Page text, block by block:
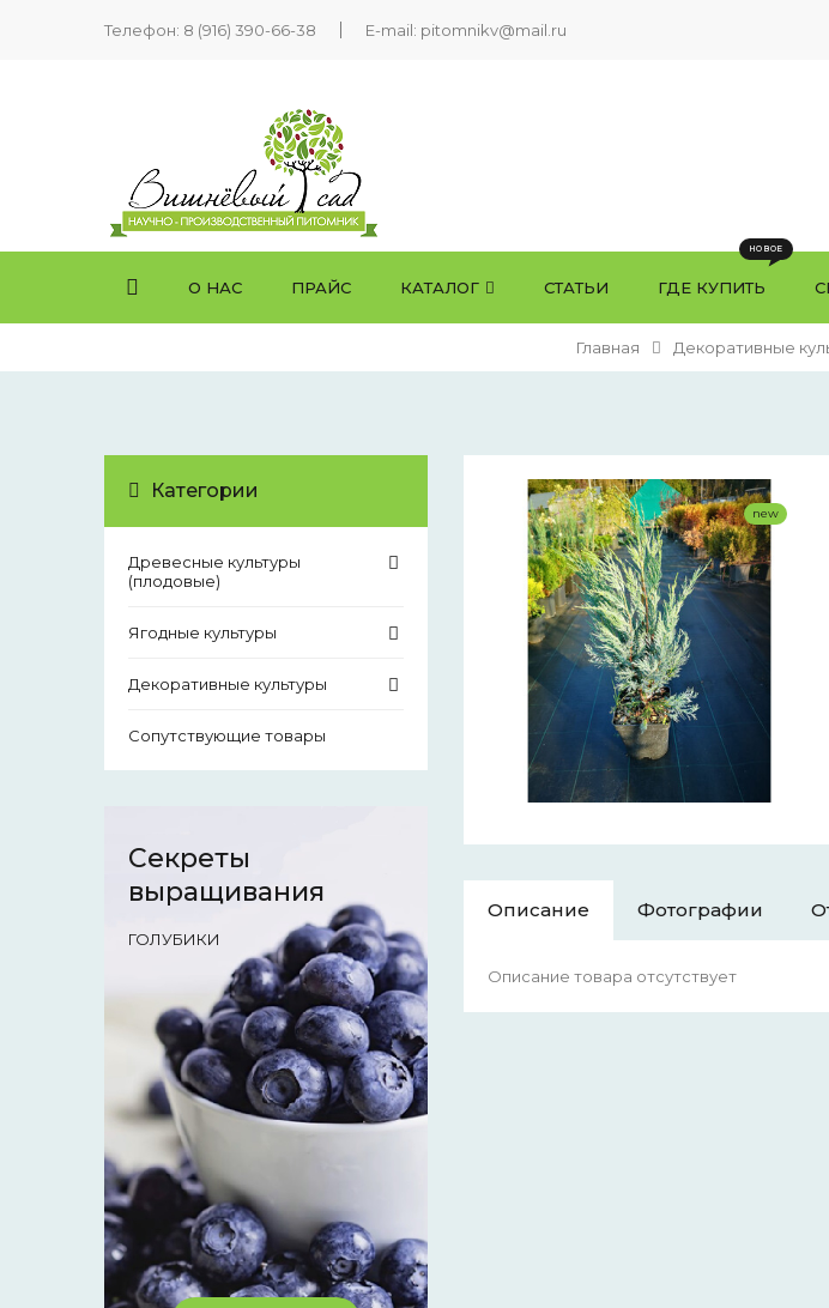
Телефон: 8 (916) 390-66-38 E-mail: pitomnikv@mail.ru
О НАС ПРАЙС КАТАЛОГ СТАТЬИ ГДЕ КУПИТЬ
Главная Декоративные
new
Описание Фотографии
Описание товара отсутствует
Категории
Древесные культуры
(плодовые)
Ягодные культуры
Декоративные культуры
Сопутствующие товары
Секреты
выращивания
ГОЛУБИКИ